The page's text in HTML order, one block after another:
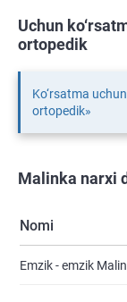
Uchun
ortopedik
Ko‘rsatma
ortopedik»
Malinka narxi
Nomi
Emzik - emzik